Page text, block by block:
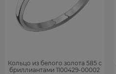
Кольцо из белого золота 585 с
бриллиантами 1100429-00002